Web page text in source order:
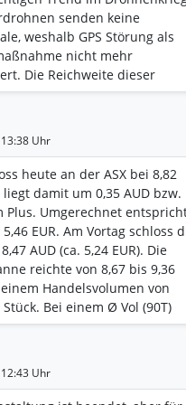
mit Deutschland
europäischen
wäre eine europäische
zum Beispiel in
wo EOS bereits handelbar ist
aktiv Coverage betreibt,
und kostengünstigere
um den
aufzulösen, ohne
ITAR-freien Status zu
Das würde bedeuten, dass
an der ASX gelistet
Investoren EOS Aktien
kaufen können.
senden keine
weshalb GPS Störung als
nicht mehr
Die Reichweite dieser
inzwischen auf bis zu 50
angewachsen. Weil
Meinung nach sind
Systeme wie der EOS Slinger,
und Abfangdrohnen
Antwort. Ein großer
ist laut Balloch, dass es sich
verschiedener Hersteller
kann, also keine exklusive
EOS Produkte voraussetzt.
im dritten Quartal
APOLLO Vertrag über AUD
ein 100 kW Lasersystem mit
angekündigt. Der
Vertrag lief also bereits,
Uhr
heute an der ASX bei 8,82
damit um 0,35 AUD bzw.
Plus. Umgerechnet
EUR. Am Vortag schloss
AUD (ca. 5,24 EUR). Die
reichte von 8,67 bis 9,36
Handelsvolumen von
Bei einem Ø Vol (90T)
war der heutige Handel
seit Wochen und annähernd
Kaufinteresse hindeutet und
Uhr